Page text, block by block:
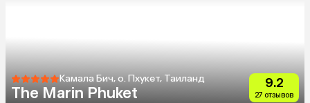
Камала Бич, о. Пхукет, Таиланд
The Marin Phuket
9.2
27 отзывов